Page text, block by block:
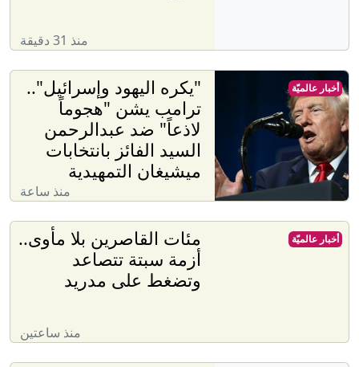
منذ 31 دقيقة
"يكره اليهود وإسرائيل"..
ترامب يشن "هجوماً
لاذعاً" ضد عبدالرحمن
السيد الفائز بانتخابات
ميشيغان التمهيدية
منذ ساعة
أخبار عالميّة
مئات القاصرين بلا مأوى..
أزمة سبتة تتصاعد
وتضغط على مدريد
منذ ساعتين
أخبار عالميّة